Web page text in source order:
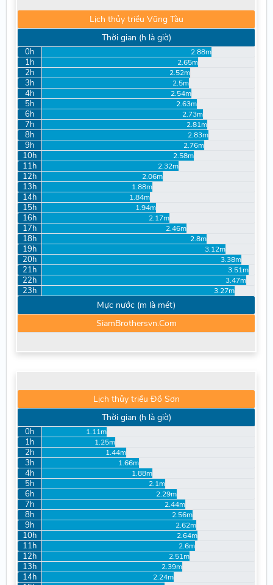
Lịch thủy triều Vũng Tàu
Thời gian (h là giờ)
0h 2.88m
1h 2.65m
2h 2.52m
3h 2.5m
4h 2.54m
5h 2.63m
6h 2.73m
7h 2.81m
8h 2.83m
9h 2.76m
10h 2.58m
11h 2.32m
12h 2.06m
13h 1.88m
14h 1.84m
15h 1.94m
16h 2.17m
17h 2.46m
18h 2.8m
19h 3.12m
20h 3.38m
21h 3.51m
22h 3.47m
23h 3.27m
Mực nước (m là mét)
SiamBrothersvn.Com
Lịch thủy triều Đồ Sơn
Thời gian (h là giờ)
0h 1.11m
1h 1.25m
2h 1.44m
3h 1.66m
4h 1.88m
5h 2.1m
6h 2.29m
7h 2.44m
8h 2.56m
9h 2.62m
10h 2.64m
11h 2.6m
12h 2.51m
13h 2.39m
14h 2.24m